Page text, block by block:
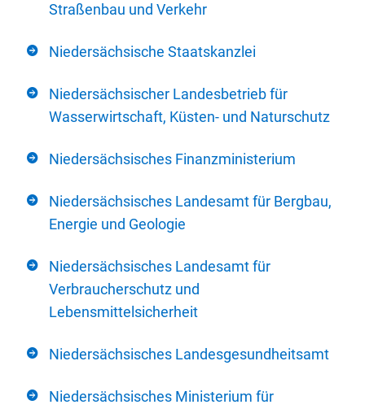
Straßenbau und Verkehr
Niedersächsische Staatskanzlei
Niedersächsischer Landesbetrieb für
Wasserwirtschaft, Küsten- und Naturschutz
Niedersächsisches Finanzministerium
Niedersächsisches Landesamt für Bergbau,
Energie und Geologie
Niedersächsisches Landesamt für
Verbraucherschutz und
Lebensmittelsicherheit
Niedersächsisches Landesgesundheitsamt
Niedersächsisches Ministerium für